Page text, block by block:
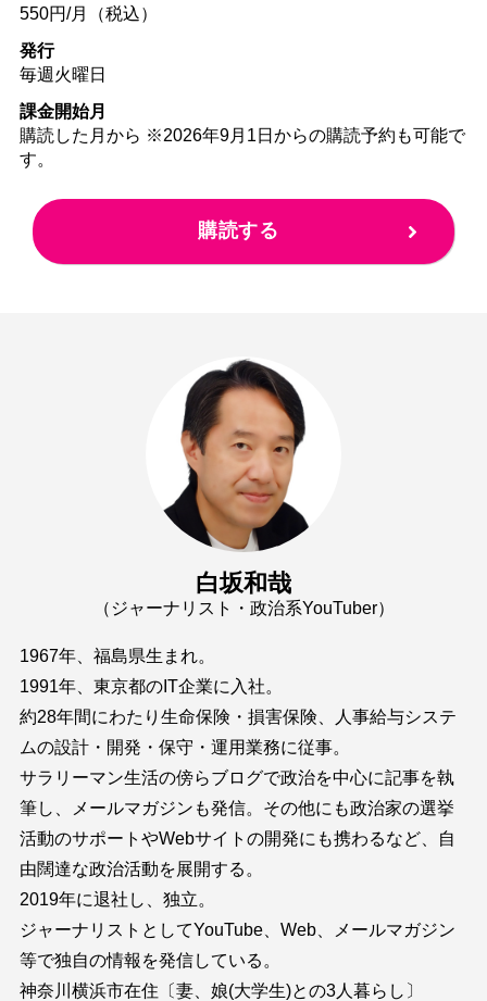
550円/月（税込）
発行
毎週火曜日
課金開始月
購読した月から ※2026年9月1日からの購読予約も可能で
す。
購読する
白坂和哉
（ジャーナリスト・政治系YouTuber）
1967年、福島県生まれ。
1991年、東京都のIT企業に入社。
約28年間にわたり生命保険・損害保険、人事給与システ
ムの設計・開発・保守・運用業務に従事。
サラリーマン生活の傍らブログで政治を中心に記事を執
筆し、メールマガジンも発信。その他にも政治家の選挙
活動のサポートやWebサイトの開発にも携わるなど、自
由闊達な政治活動を展開する。
2019年に退社し、独立。
ジャーナリストとしてYouTube、Web、メールマガジン
等で独自の情報を発信している。
神奈川横浜市在住〔妻、娘(大学生)との3人暮らし〕